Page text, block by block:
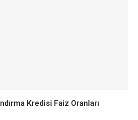
Kredisi Faiz Oranları